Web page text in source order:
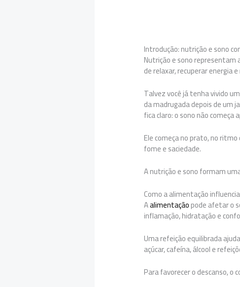
Introdução: nutrição e sono
Nutrição e sono representam
de relaxar, recuperar energia
Talvez você já tenha vivido
da madrugada depois de um
fica claro: o sono não
Ele começa no prato, no
fome e saciedade.
A nutrição e sono formam
Como a alimentação
Aalimentaçãopode afetar o
inflamação, hidratação e
Uma refeição equilibrada
açúcar, cafeína, álcool e
Para favorecer o descanso, o